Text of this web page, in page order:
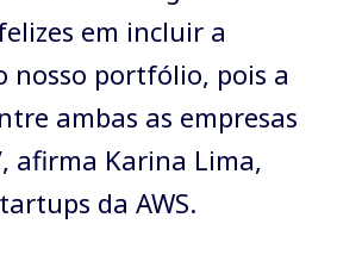
em incluir a
nosso portfólio, pois a
ambas as empresas
afirma Karina Lima,
da AWS.